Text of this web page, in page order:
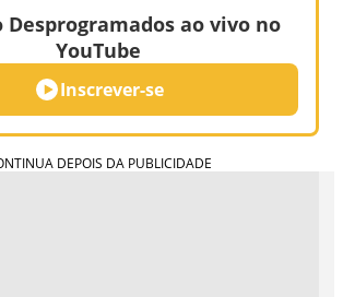
Desprogramados ao vivo no
YouTube
Inscrever-se